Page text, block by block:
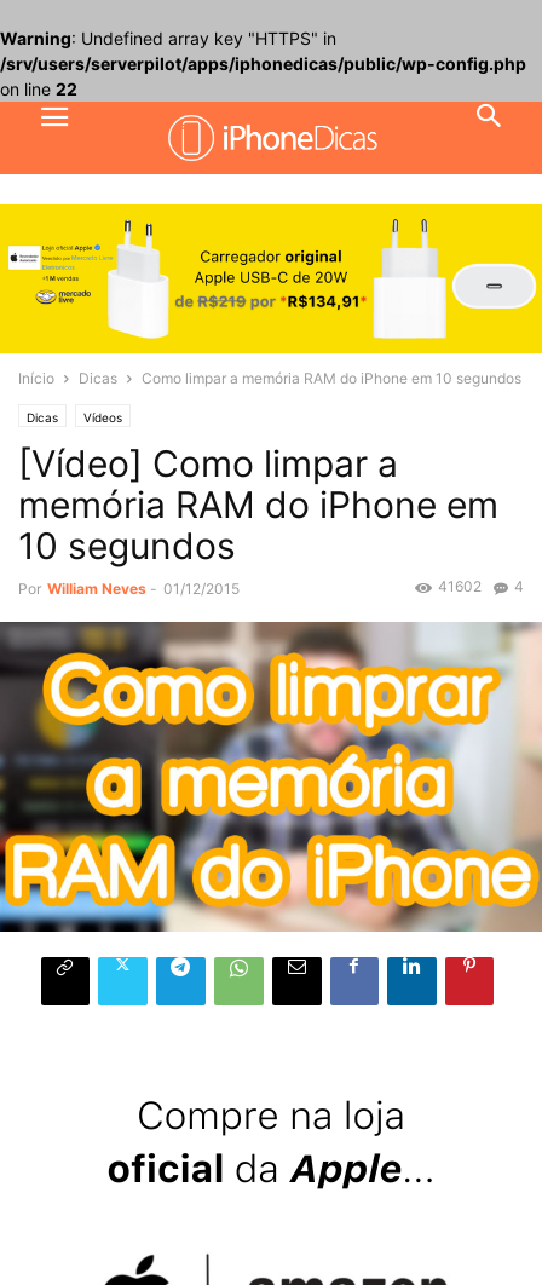
Warning: Undefined array key "HTTPS" in
/srv/users/serverpilot/apps/iphonedicas/public/wp-config.php
on line 22
Início Dicas Como limpar a memória RAM do iPhone em 10 segundos
Dicas Vídeos
[Vídeo] Como limpar a
memória RAM do iPhone em
10 segundos
Por William Neves - 01/12/2015 4
41602